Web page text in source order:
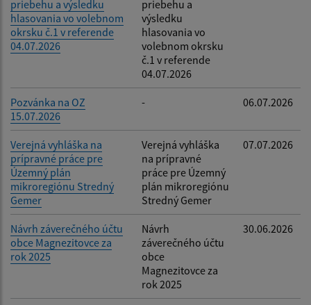
priebehu a výsledku
hlasovania vo volebnom
okrsku č.1 v referende
04.07.2026
priebehu a
výsledku
hlasovania vo
volebnom okrsku
č.1 v referende
04.07.2026
Pozvánka na OZ
15.07.2026
- 06.07.2026
Verejná vyhláška na
prípravné práce pre
Územný plán
mikroregiónu Stredný
Gemer
Verejná vyhláška
na prípravné
práce pre Územný
plán mikroregiónu
Stredný Gemer
07.07.2026
Návrh záverečného účtu
obce Magnezitovce za
rok 2025
Návrh
záverečného účtu
obce
Magnezitovce za
rok 2025
30.06.2026